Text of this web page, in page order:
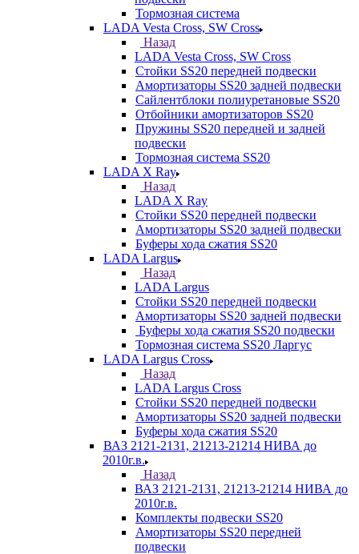
Тормозная система
LADA Vesta Cross, SW Cross
Назад
LADA Vesta Cross, SW Cross
Стойки SS20 передней подвески
Амортизаторы SS20 задней подвески
Сайлентблоки полиуретановые SS20
Отбойники амортизаторов SS20
Пружины SS20 передней и задней
подвески
Тормозная система SS20
LADA X Ray
Назад
LADA X Ray
Стойки SS20 передней подвески
Амортизаторы SS20 задней подвески
Буферы хода сжатия SS20
LADA Largus
Назад
LADA Largus
Стойки SS20 передней подвески
Амортизаторы SS20 задней подвески
Буферы хода сжатия SS20 подвески
Тормозная система SS20 Ларгус
LADA Largus Cross
Назад
LADA Largus Cross
Стойки SS20 передней подвески
Амортизаторы SS20 задней подвески
Буферы хода сжатия SS20
ВАЗ 2121-2131, 21213-21214 НИВА до
2010г.в.
Назад
ВАЗ 2121-2131, 21213-21214 НИВА до
2010г.в.
Комплекты подвески SS20
Амортизаторы SS20 передней
подвески